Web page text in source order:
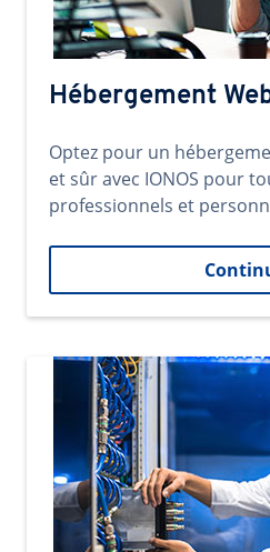
Hébergement
Optez pour un
et sûr avec IONOS pour
professionnels et